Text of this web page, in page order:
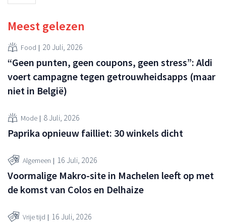
Meest gelezen
Food 20 Juli, 2026
“Geen punten, geen coupons, geen stress”: Aldi
voert campagne tegen getrouwheidsapps (maar
niet in België)
Mode 8 Juli, 2026
Paprika opnieuw failliet: 30 winkels dicht
Algemeen 16 Juli, 2026
Voormalige Makro-site in Machelen leeft op met
de komst van Colos en Delhaize
Vrije tijd 16 Juli, 2026